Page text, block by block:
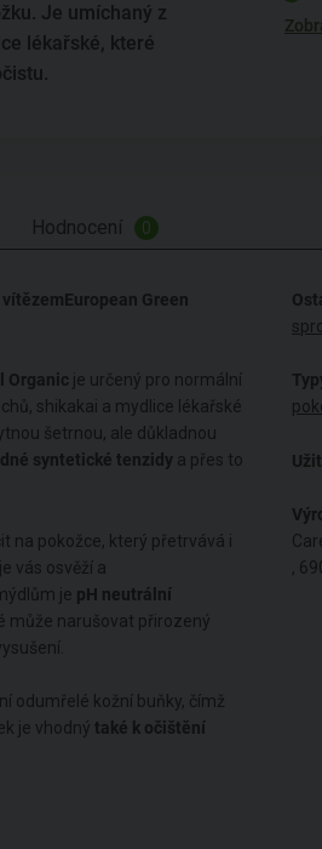
Je umíchaný z
lékařské, které
Hodnocení 0
Green
Organic je určený pro normální
shikakai a mydlice lékařské
šetrnou, ale důkladnou
syntetické tenzidy a přes to
na pokožce, který přetrvává i
vás osvěží a
je pH neutrální
může narušovat přirozený
odumřelé kožní buňky, čímž
je vhodný také k očištění
,